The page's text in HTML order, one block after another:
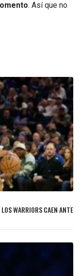
. Así que no
WARRIORS CAEN ANTE